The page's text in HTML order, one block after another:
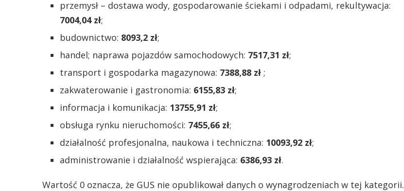
przemysł – dostawa wody, gospodarowanie ściekami i odpadami, rekultywacja:
7004,04 zł;
budownictwo: 8093,2 zł;
handel; naprawa pojazdów samochodowych: 7517,31 zł;
transport i gospodarka magazynowa: 7388,88 zł ;
zakwaterowanie i gastronomia: 6155,83 zł;
informacja i komunikacja: 13755,91 zł;
obsługa rynku nieruchomości: 7455,66 zł;
działalność profesjonalna, naukowa i techniczna: 10093,92 zł;
administrowanie i działalność wspierająca: 6386,93 zł.
Wartość 0 oznacza, że GUS nie opublikował danych o wynagrodzeniach w tej kategorii.